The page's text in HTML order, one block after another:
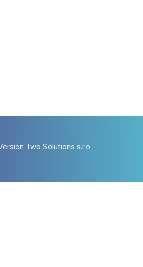
Two Solutions s.r.o.